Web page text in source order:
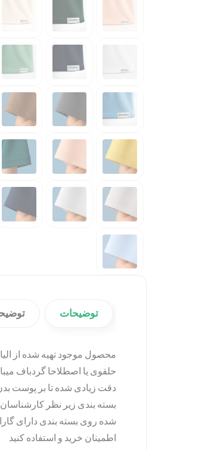
توضیحات
حلقوی یا اصطلاحا گردباف
دقت زیادی شده تا بر پوست
بسته بندی زیر نظر
شده روی بسته بندی دارای
اطمینان خرید و استفاده کنید